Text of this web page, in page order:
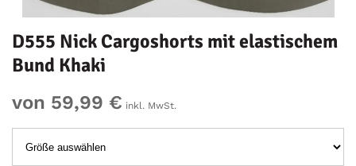
D555 Nick Cargoshorts mit elastischem
Bund Khaki
von 59,99 € inkl. MwSt.